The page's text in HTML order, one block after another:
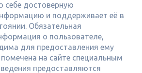
себе достоверную
и поддерживает её в
Обязательная
о пользователе,
для предоставления ему
на сайте специальным
предоставляются